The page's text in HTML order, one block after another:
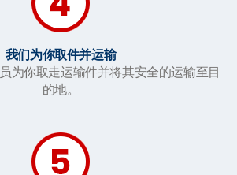
我们为你取件并运输
为你取走运输件并将其安全的运输至目
的地。